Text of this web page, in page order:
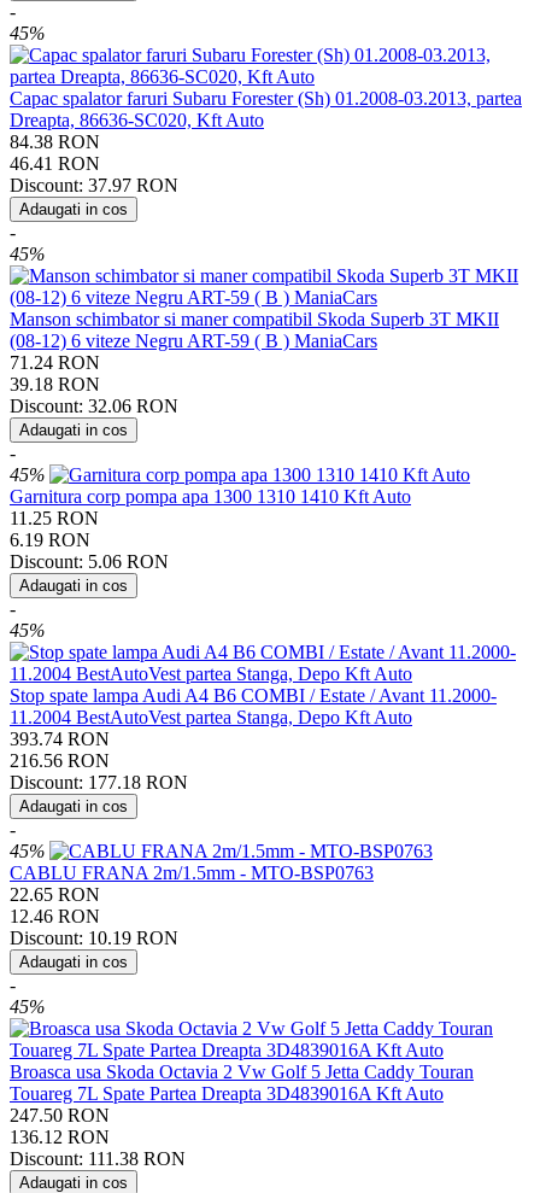
-
45%
Capac spalator faruri Subaru Forester (Sh) 01.2008-03.2013, partea
Dreapta, 86636-SC020, Kft Auto
84.38 RON
46.41 RON
Discount: 37.97 RON
Adaugati in cos
-
45%
Manson schimbator si maner compatibil Skoda Superb 3T MKII
(08-12) 6 viteze Negru ART-59 ( B ) ManiaCars
71.24 RON
39.18 RON
Discount: 32.06 RON
Adaugati in cos
-
45%
Garnitura corp pompa apa 1300 1310 1410 Kft Auto
11.25 RON
6.19 RON
Discount: 5.06 RON
Adaugati in cos
-
45%
Stop spate lampa Audi A4 B6 COMBI / Estate / Avant 11.2000-
11.2004 BestAutoVest partea Stanga, Depo Kft Auto
393.74 RON
216.56 RON
Discount: 177.18 RON
Adaugati in cos
-
45%
CABLU FRANA 2m/1.5mm - MTO-BSP0763
22.65 RON
12.46 RON
Discount: 10.19 RON
Adaugati in cos
-
45%
Broasca usa Skoda Octavia 2 Vw Golf 5 Jetta Caddy Touran
Touareg 7L Spate Partea Dreapta 3D4839016A Kft Auto
247.50 RON
136.12 RON
Discount: 111.38 RON
Adaugati in cos